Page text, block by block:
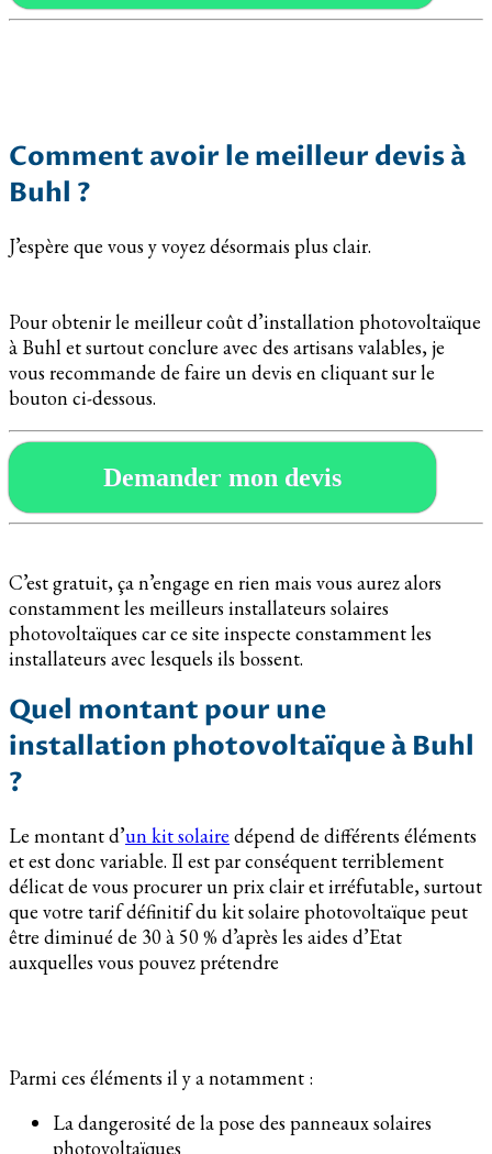
Comment avoir le meilleur devis à
Buhl ?
J’espère que vous y voyez désormais plus clair.
Pour obtenir le meilleur coût d’installation photovoltaïque
à Buhl et surtout conclure avec des artisans valables, je
vous recommande de faire un devis en cliquant sur le
bouton ci-dessous.
Demander mon devis
C’est gratuit, ça n’engage en rien mais vous aurez alors
constamment les meilleurs installateurs solaires
photovoltaïques car ce site inspecte constamment les
installateurs avec lesquels ils bossent.
Quel montant pour une
installation photovoltaïque à Buhl
?
Le montant d’un kit solaire dépend de différents éléments
et est donc variable. Il est par conséquent terriblement
délicat de vous procurer un prix clair et irréfutable, surtout
que votre tarif définitif du kit solaire photovoltaïque peut
être diminué de 30 à 50 % d’après les aides d’Etat
auxquelles vous pouvez prétendre
Parmi ces éléments il y a notamment :
La dangerosité de la pose des panneaux solaires
photovoltaïques